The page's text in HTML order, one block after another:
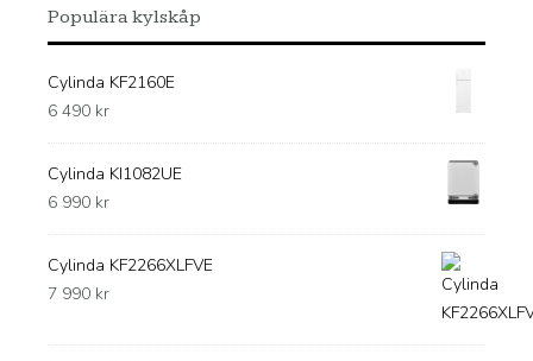
Populära kylskåp
Cylinda KF2160E
6 490 kr
Cylinda KI1082UE
6 990 kr
Cylinda KF2266XLFVE
7 990 kr